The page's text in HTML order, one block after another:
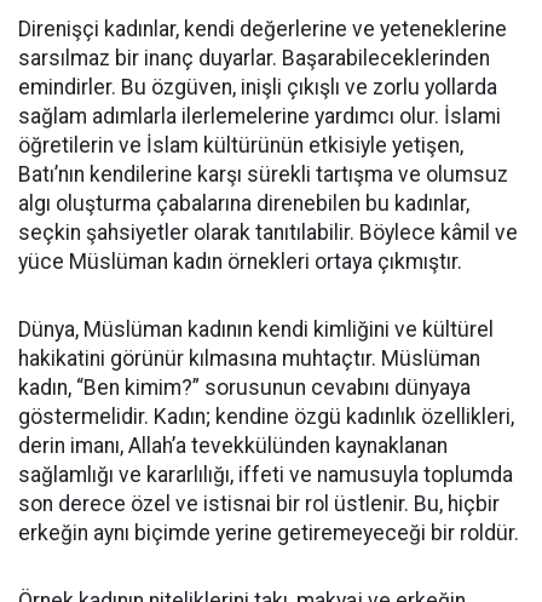
Direnişçi kadınlar, kendi değerlerine ve yeteneklerine
sarsılmaz bir inanç duyarlar. Başarabileceklerinden
emindirler. Bu özgüven, inişli çıkışlı ve zorlu yollarda
sağlam adımlarla ilerlemelerine yardımcı olur. İslami
öğretilerin ve İslam kültürünün etkisiyle yetişen,
Batı’nın kendilerine karşı sürekli tartışma ve olumsuz
algı oluşturma çabalarına direnebilen bu kadınlar,
seçkin şahsiyetler olarak tanıtılabilir. Böylece kâmil ve
yüce Müslüman kadın örnekleri ortaya çıkmıştır.
Dünya, Müslüman kadının kendi kimliğini ve kültürel
hakikatini görünür kılmasına muhtaçtır. Müslüman
kadın, “Ben kimim?” sorusunun cevabını dünyaya
göstermelidir. Kadın; kendine özgü kadınlık özellikleri,
derin imanı, Allah’a tevekkülünden kaynaklanan
sağlamlığı ve kararlılığı, iffeti ve namusuyla toplumda
son derece özel ve istisnai bir rol üstlenir. Bu, hiçbir
erkeğin aynı biçimde yerine getiremeyeceği bir roldür.